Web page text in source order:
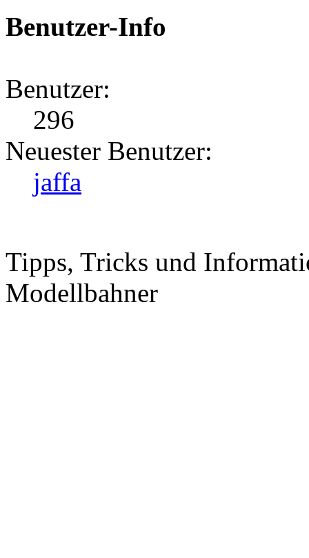
Benutzer-Info
Benutzer:
296
Neuester Benutzer:
jaffa
Tipps, Tricks und
Modellbahner